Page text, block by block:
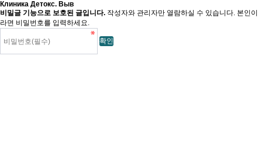
Клиника Детокс. Выв
비밀글 기능으로 보호된 글입니다. 작성자와 관리자만 열람하실 수 있습니다. 본인이
라면 비밀번호를 입력하세요.